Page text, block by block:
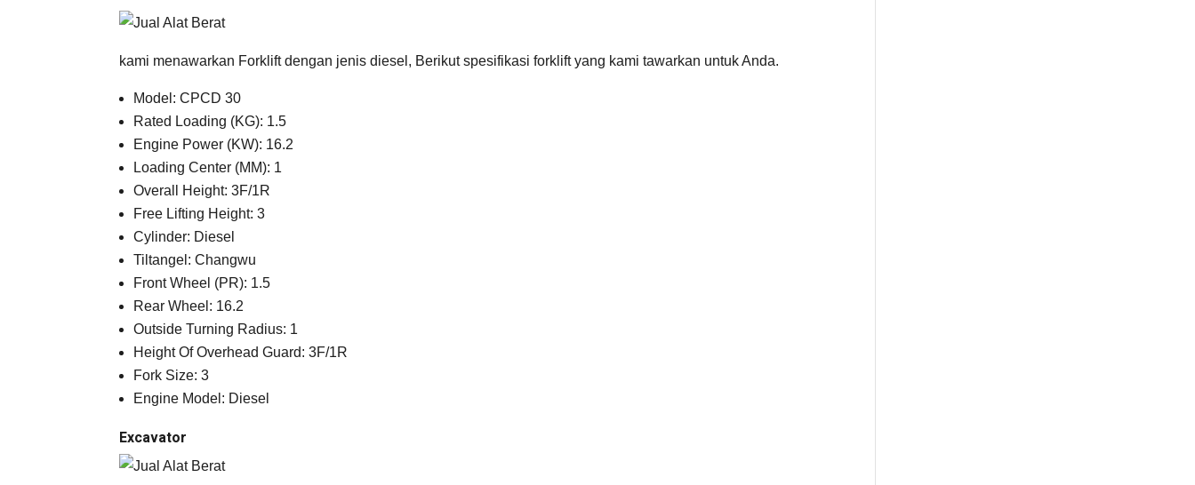
kami menawarkan Forklift dengan jenis diesel, Berikut spesifikasi forklift yang kami tawarkan untuk Anda.
Model: CPCD 30
Rated Loading (KG): 1.5
Engine Power (KW): 16.2
Loading Center (MM): 1
Overall Height: 3F/1R
Free Lifting Height: 3
Cylinder: Diesel
Tiltangel: Changwu
Front Wheel (PR): 1.5
Rear Wheel: 16.2
Outside Turning Radius: 1
Height Of Overhead Guard: 3F/1R
Fork Size: 3
Engine Model: Diesel
Excavator